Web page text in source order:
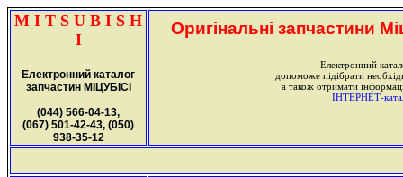
M I T S U B I S H
I
Електронний каталог
запчастин МІЦУБІСІ
(044) 566-04-13,
(067) 501-42-43, (050)
938-35-12
Оригінальні запчастини
Електронний
допоможе підібрати
а також отримати
ІНТЕРНЕТ-